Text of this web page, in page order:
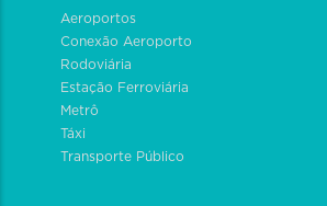
Aeroportos
Conexão Aeroporto
Rodoviária
Estação Ferroviária
Metrô
Táxi
Transporte Público